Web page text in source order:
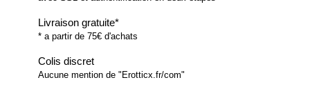
Livraison gratuite*
* a partir de 75€ d'achats
Colis discret
Aucune mention de "Erotticx.fr/com"